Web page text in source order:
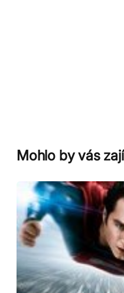
Mohlo by vás